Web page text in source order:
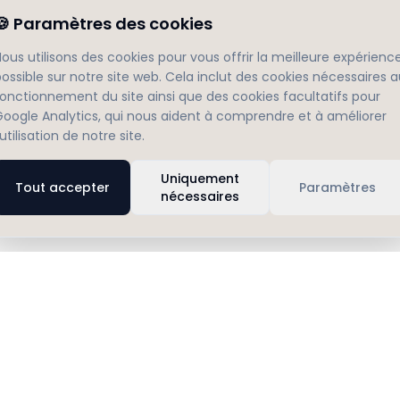
Paramètres des cookies
utilisons des cookies pour vous offrir la meilleure
sur notre site web. Cela inclut des cookies nécessaires
du site ainsi que des cookies facultatifs pour
Analytics, qui nous aident à comprendre et à améliorer
de notre site.
Tout accepter
Uniquement
nécessaires
Paramètres